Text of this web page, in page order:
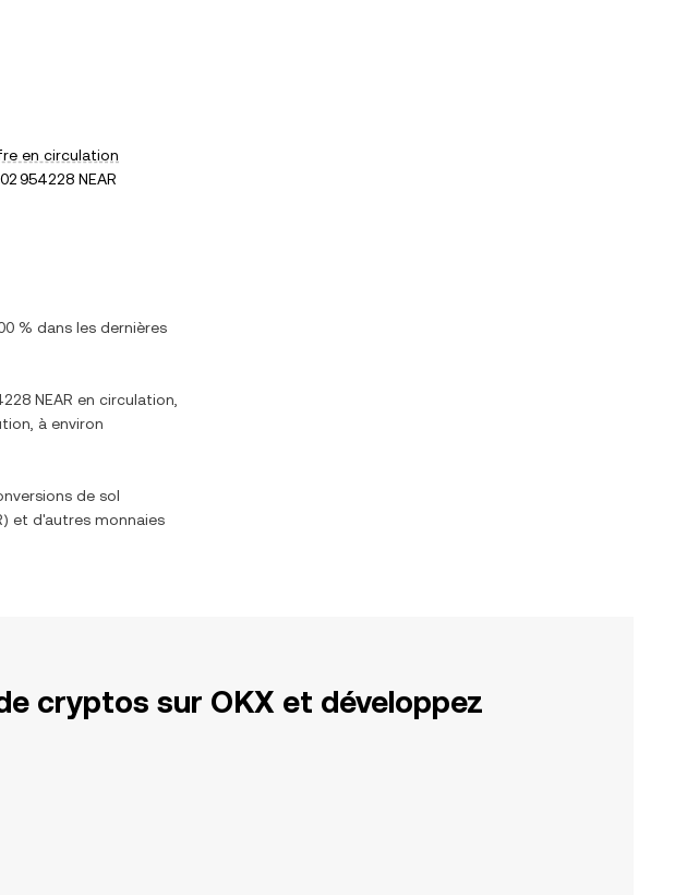
en circulation
954 228 NEAR
% dans les dernières
228 NEAR en circulation,
à environ
de sol
) et d'autres monnaies
cryptos sur OKX et développez